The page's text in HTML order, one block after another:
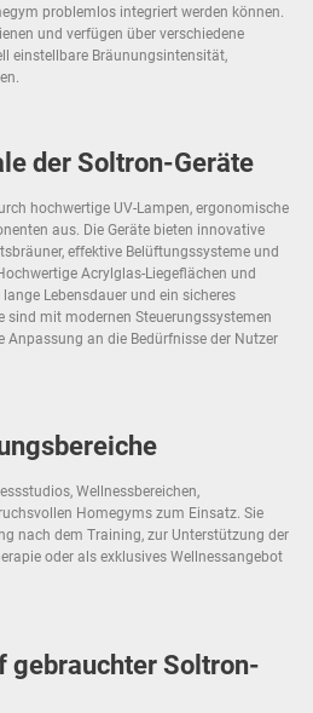
problemlos integriert werden können.
und verfügen über verschiedene
einstellbare Bräunungsintensität,
der Soltron-Geräte
hochwertige UV-Lampen, ergonomische
aus. Die Geräte bieten innovative
effektive Belüftungssysteme und
Acrylglas-Liegeflächen und
Lebensdauer und ein sicheres
sind mit modernen Steuerungssystemen
Anpassung an die Bedürfnisse der Nutzer
Wellnessbereichen,
Homegyms zum Einsatz. Sie
nach dem Training, zur Unterstützung der
oder als exklusives Wellnessangebot
gebrauchter Soltron-